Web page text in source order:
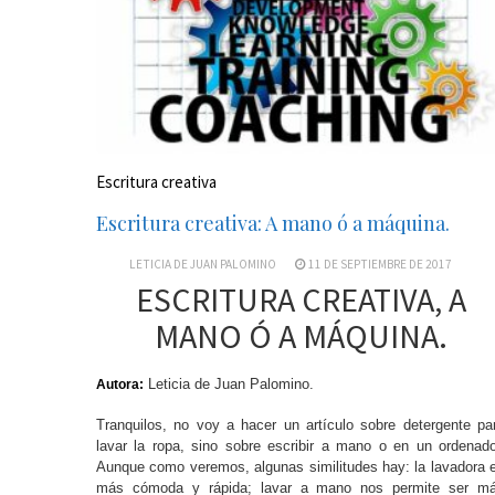
Escritura creativa
Escritura creativa: A mano ó a máquina.
LETICIA DE JUAN PALOMINO 11 DE SEPTIEMBRE DE 2017
ESCRITURA CREATIVA, A
MANO Ó A MÁQUINA.
Autora: Leticia de Juan Palomino.
Tranquilos, no voy a hacer un artículo sobre detergente
lavar la ropa, sino sobre escribir a mano o en un
Aunque como veremos, algunas similitudes hay: la lavadora
más cómoda y rápida; lavar a mano nos permite ser